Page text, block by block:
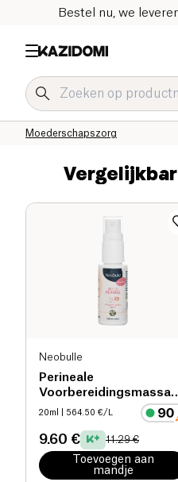
Bestel nu, we
Moederschapszorg
Moederschap, Borstvoeding en
Home
Neobulle
Perineale
bio
20ml | 564.50 €/L
9.60 € 11.29 €
Toevoegen aan
mandje